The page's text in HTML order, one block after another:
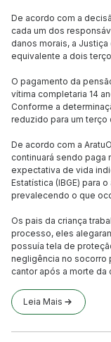
De acordo com a
cada um dos
danos morais, a
equivalente a dois
O pagamento da
vítima completaria 14
Conforme a
reduzido para um terço
De acordo com a
continuará sendo paga
expectativa de vida
Estatística (IBGE) para
prevalecendo o que
Os pais da criança
processo, eles
possuía tela de
negligência no socorro
cantor após a morte da
Leia Mais